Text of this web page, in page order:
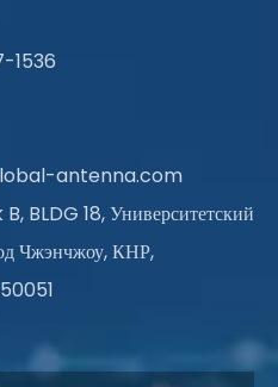
1536
antenna.com
BLDG 18, Университетский
Чжэнчжоу, КНР,